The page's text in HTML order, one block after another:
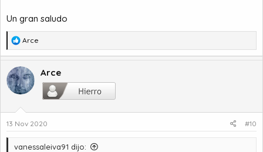
Un gran saludo
R
e
c
c
i
n
e
:
Arce
Arce
13 Nov 2020 #10
vanessaleiva91 dijo: